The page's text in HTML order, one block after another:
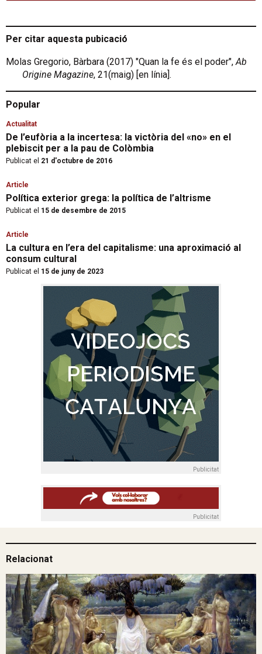
Per citar aquesta pubicació
Molas Gregorio, Bàrbara (2017) "Quan la fe és el poder",Ab
Origine Magazine, 21(maig) [en línia].
Popular
Actualitat
De l’eufòria a la incertesa: la victòria del «no» en el
plebiscit per a la pau de Colòmbia
Publicat el 21 d'octubre de 2016
Article
Política exterior grega: la política de l’altrisme
Publicat el 15 de desembre de 2015
Article
La cultura en l’era del capitalisme: una aproximació al
consum cultural
Publicat el 15 de juny de 2023
Publicitat
Publicitat
Relacionat